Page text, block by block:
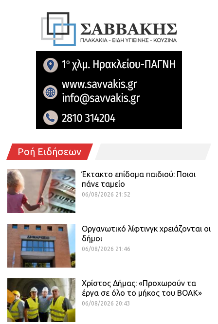
Ροή Ειδήσεων
Έκτακτο επίδομα παιδιού: Ποιοι
πάνε ταμείο
06/08/2026 21:52
Οργανωτικό λίφτινγκ χρειάζονται οι
δήμοι
06/08/2026 21:46
Χρίστος Δήμας: «Προχωρούν τα
έργα σε όλο το μήκος του ΒΟΑΚ»
06/08/2026 20:43